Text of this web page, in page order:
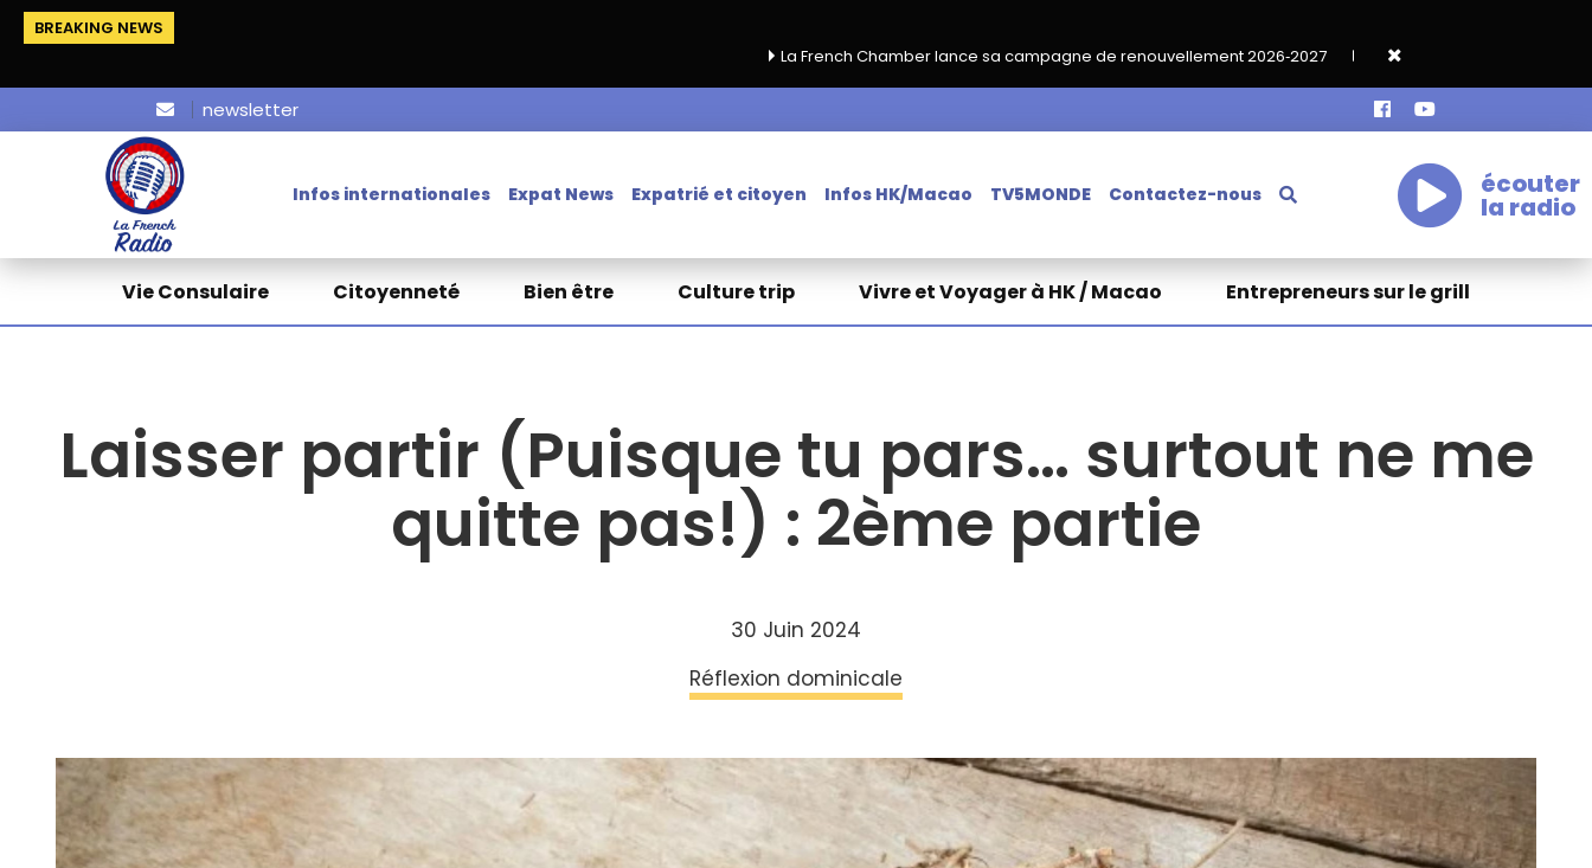
BREAKING NEWS
La French Chamber lance sa campagne de renouvellement 2026‑2027
Grand café de rentrée HKA le vendredi 18
newsletter
Infos internationales Expat News Expatrié et citoyen Infos HK/Macao TV5MONDE Contactez-nous écouter
la radio
Vie Consulaire Citoyenneté Bien être Culture trip Vivre et Voyager à HK / Macao Entrepreneurs sur le grill
Laisser partir (Puisque tu pars… surtout ne me
quitte pas!) : 2ème partie
30 Juin 2024
Réflexion dominicale